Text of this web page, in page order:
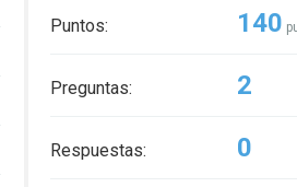
Puntos: 140
Preguntas: 2
Respuestas: 0